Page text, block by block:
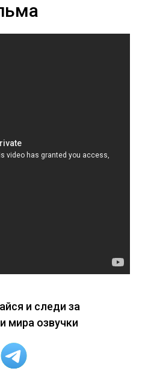
и следи за
мира озвучки